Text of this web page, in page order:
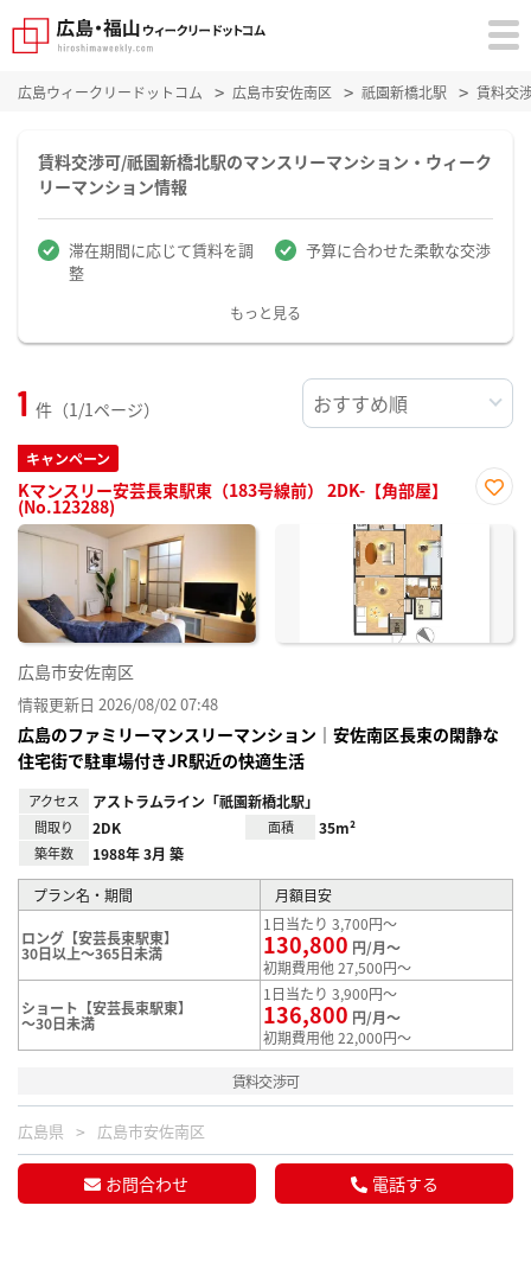
広島ウィークリードットコム 広島市安佐南区 祇園新橋北駅 賃料交
賃料交渉可/祇園新橋北駅のマンスリーマンション・ウィーク
リーマンション情報
滞在期間に応じて賃料を調
整
予算に合わせた柔軟な交渉
もっと見る
1 件（1/1ページ）
キャンペーン
Kマンスリー安芸長束駅東（183号線前） 2DK-【角部屋】
(No.123288)
に入
広島市安佐南区
情報更新日 2026/08/02 07:48
広島のファミリーマンスリーマンション｜安佐南区長束の閑静な
住宅街で駐車場付きJR駅近の快適生活
アクセス アストラムライン「祇園新橋北駅」
間取り 2DK 面積 35m²
築年数 1988年 3月 築
プラン名・期間 月額目安
ロング【安芸長束駅東】
30日以上～365日未満
1日当たり 3,700円～
130,800 円/月～
初期費用他 27,500円～
ショート【安芸長束駅東】
～30日未満
1日当たり 3,900円～
136,800 円/月～
初期費用他 22,000円～
賃料交渉可
広島県 広島市安佐南区
お問合わせ 電話する